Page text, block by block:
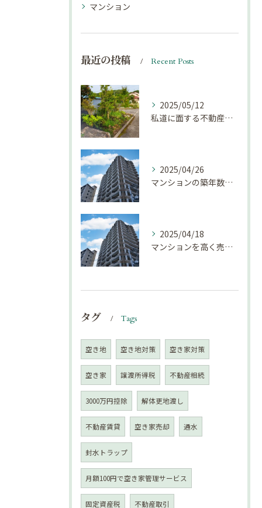
マンション
最近の投稿 Recent Posts
2025/05/12
私道に面する不動産は売却しにくい？｜不動産売却豆知識（第69回）
2025/04/26
マンションの築年数による資産価値の変化とは｜不動産売却豆知識（第68回）
2025/04/18
マンションを高く売却するための注意点！
タグ Tags
空き地 空き地対策 空き家対策
空き家 譲渡所得税 不動産相続
3000万円控除 解体更地渡し
不動産賃貸 空き家売却 通水
封水トラップ
月額100円で空き家管理サービス
固定資産税 不動産取引